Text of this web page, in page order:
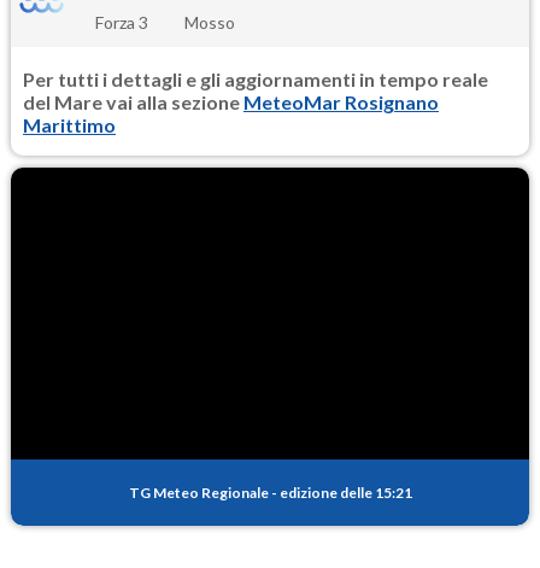
Forza 3
Mosso
Per tutti i dettagli e gli aggiornamenti in tempo reale
del Mare vai alla sezione MeteoMar Rosignano
Marittimo
TG Meteo Regionale - edizione delle 15:21